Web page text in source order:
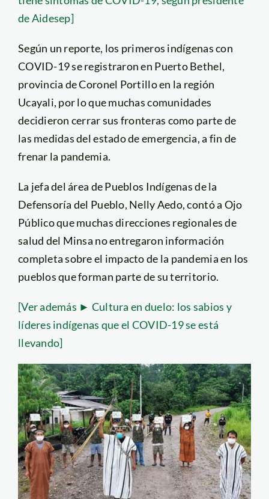
de Aidesep]
Según un reporte, los primeros indígenas con
COVID-19 se registraron en Puerto Bethel,
provincia de Coronel Portillo en la región
Ucayali, por lo que muchas comunidades
decidieron cerrar sus fronteras como parte de
las medidas del estado de emergencia, a fin de
frenar la pandemia.
La jefa del área de Pueblos Indígenas de la
Defensoría del Pueblo, Nelly Aedo, contó a Ojo
Público que muchas direcciones regionales de
salud del Minsa no entregaron información
completa sobre el impacto de la pandemia en los
pueblos que forman parte de su territorio.
[Ver además ► Cultura en duelo: los sabios y
líderes indígenas que el COVID-19 se está
llevando]